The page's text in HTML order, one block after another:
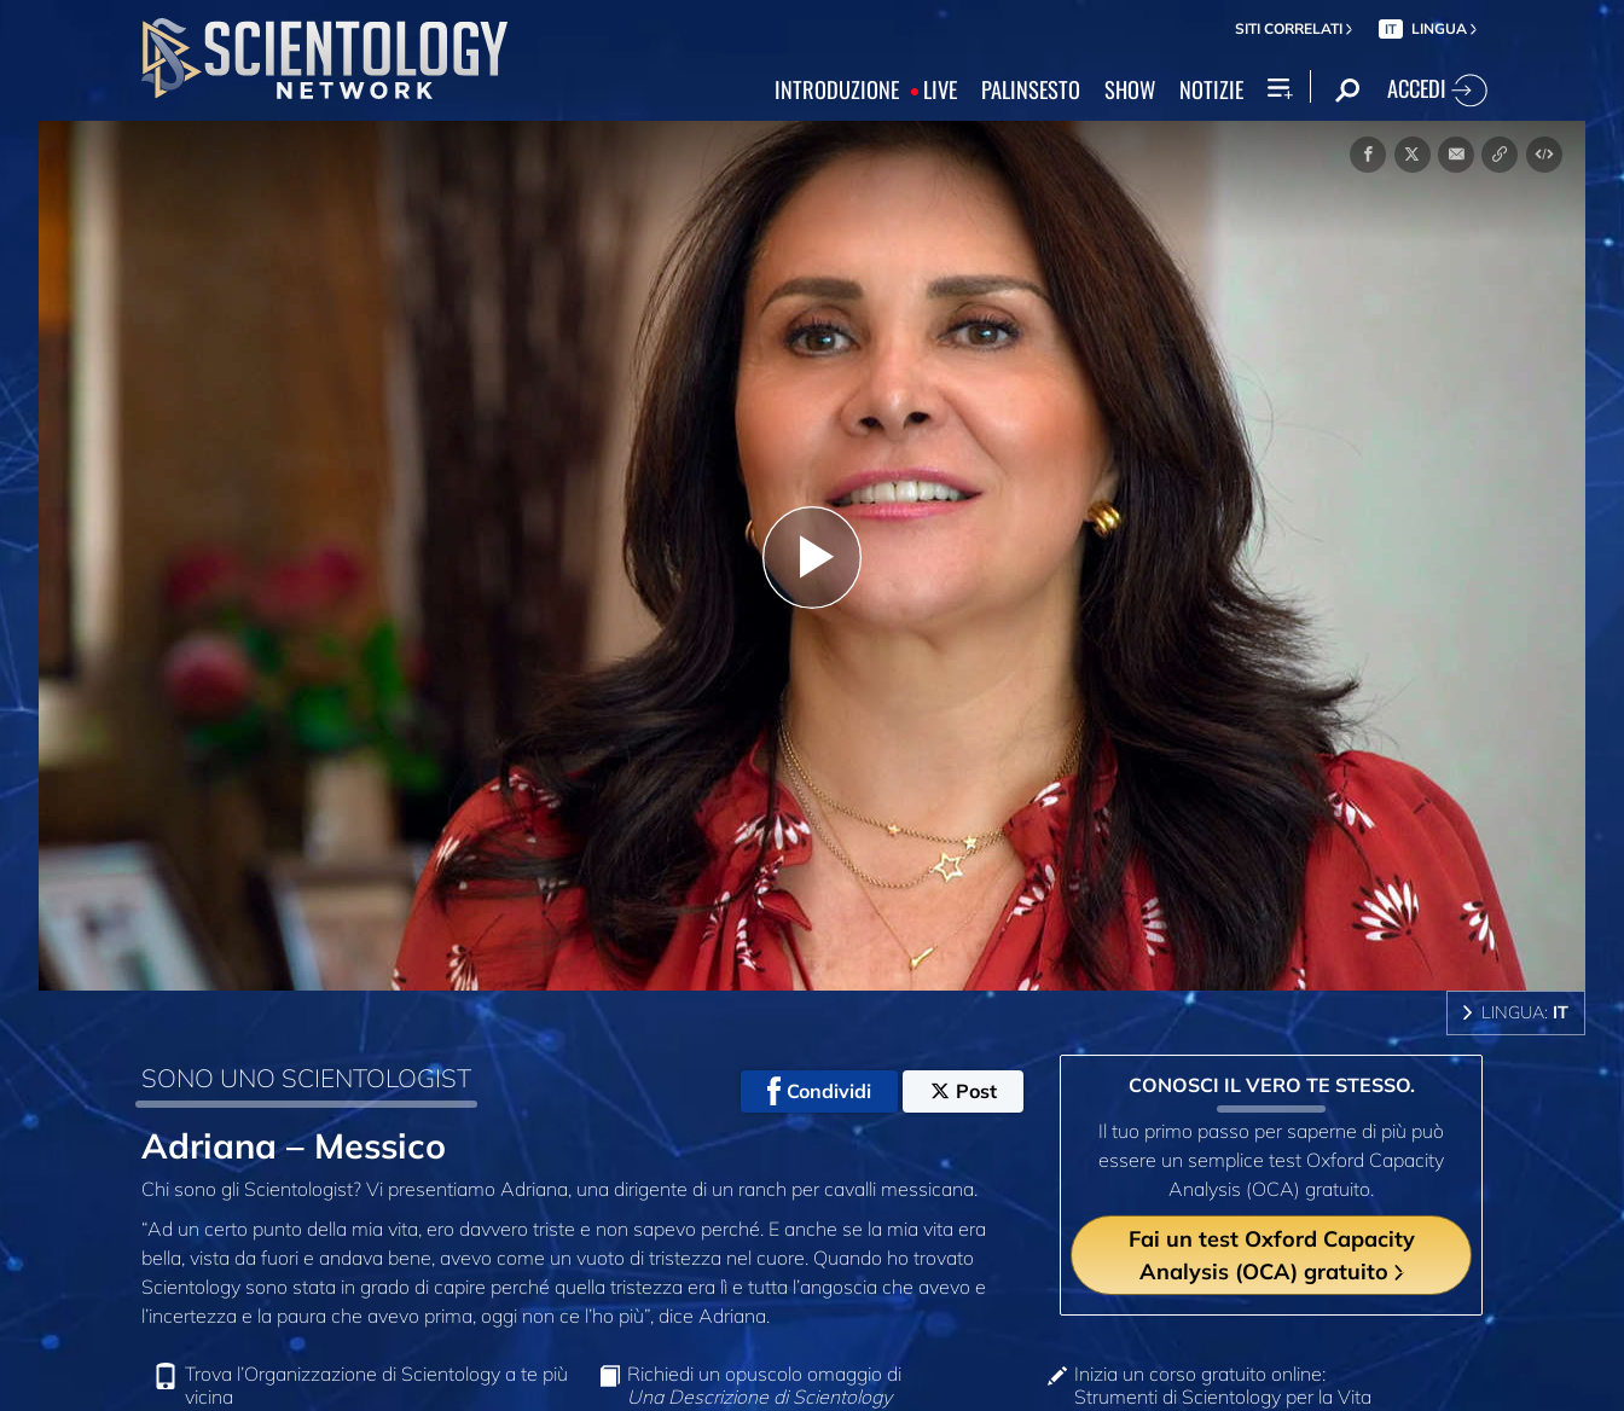
SITI CORRELATI IT LINGUA
INTRODUZIONE LIVE PALINSESTO SHOW NOTIZIE ACCEDI
Play
Video
LINGUA: IT
SONO UNO SCIENTOLOGIST Condividi Post
Adriana – Messico
Chi sono gli Scientologist? Vi presentiamo Adriana, una dirigente di un ranch per cavalli messicana.
“Ad un certo punto della mia vita, ero davvero triste e non sapevo perché. E anche se la mia vita era
bella, vista da fuori e andava bene, avevo come un vuoto di tristezza nel cuore. Quando ho trovato
Scientology sono stata in grado di capire perché quella tristezza era lì e tutta l’angoscia che avevo e
l’incertezza e la paura che avevo prima, oggi non ce l’ho più”, dice Adriana.
CONOSCI IL VERO TE STESSO.
Il tuo primo passo per saperne di più può
essere un semplice test Oxford Capacity
Analysis (OCA) gratuito.
Fai un test Oxford Capacity
Analysis (OCA) gratuito
Trova l’Organizzazione di Scientology a te più
vicina
Richiedi un opuscolo omaggio di
Una Descrizione di Scientology
Inizia un corso gratuito online:
Strumenti di Scientology per la Vita